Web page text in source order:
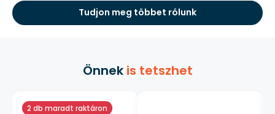
Tudjon meg többet rólunk
Önnek is tetszhet
2 db maradt raktáron